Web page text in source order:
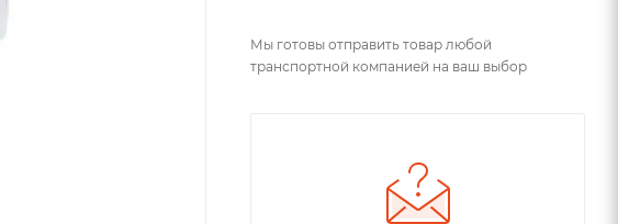
Мы готовы отправить товар любой
транспортной компанией на ваш выбор